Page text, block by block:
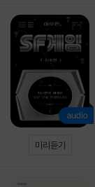
미리듣기